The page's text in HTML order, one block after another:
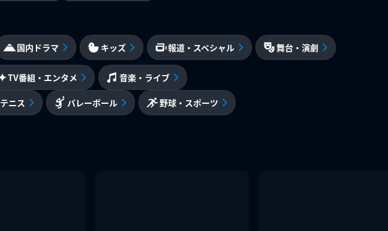
国内ドラマ キッズ 報道・スペシャル 舞台・演劇
TV番組・エンタメ 音楽・ライブ
テニス バレーボール 野球・スポーツ